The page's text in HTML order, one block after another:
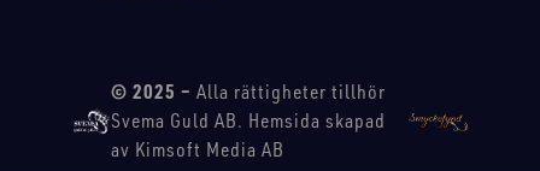
© 2025 – Alla rättigheter tillhör
Svema Guld AB. Hemsida skapad
av Kimsoft Media AB